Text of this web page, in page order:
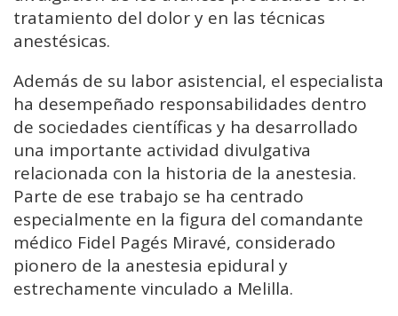
tratamiento del dolor y en las técnicas
anestésicas.
Además de su labor asistencial, el especialista
ha desempeñado responsabilidades dentro
de sociedades científicas y ha desarrollado
una importante actividad divulgativa
relacionada con la historia de la anestesia.
Parte de ese trabajo se ha centrado
especialmente en la figura del comandante
médico Fidel Pagés Miravé, considerado
pionero de la anestesia epidural y
estrechamente vinculado a Melilla.